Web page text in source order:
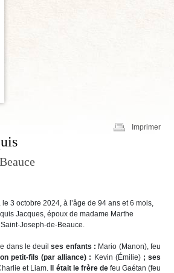
Imprimer
3 octobre 2024, à l’âge de 94 ans et 6 mois,
Jacques, époux de madame Marthe
Joseph-de-Beauce.
dans le deuilses enfants : Mario (Manon), feu
petit-fils (par alliance) : Kevin (Émilie) ; ses
et Liam. Il était le frère defeu Gaétan (feu